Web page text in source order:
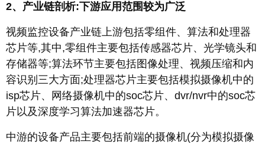
2、产业链剖析:下游应用范围较为广泛
视频监控设备产业链上游包括零组件、算法和处理器
芯片等,其中,零组件主要包括传感器芯片、光学镜头和
存储器等;算法环节主要包括图像处理、视频压缩和内
容识别三大方面;处理器芯片主要包括模拟摄像机中的
isp芯片、网络摄像机中的soc芯片、dvr/nvr中的soc芯
片以及深度学习算法加速器芯片。
中游的设备产品主要包括前端的摄像机(分为模拟摄像